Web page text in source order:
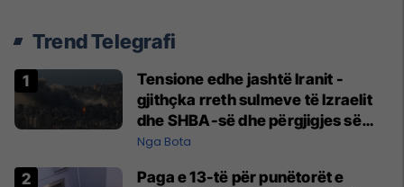
Trend Telegrafi
Tensione edhe jashtë Iranit -
gjithçka rreth sulmeve të Izraelit
dhe SHBA-së dhe përgjigjes së
Teheranit
Nga Bota
Paga e 13-të për punëtorët e